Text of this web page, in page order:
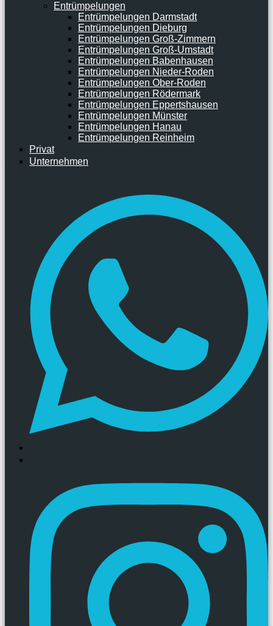
Entrümpelungen
Entrümpelungen Darmstadt
Entrümpelungen Dieburg
Entrümpelungen Groß-Zimmern
Entrümpelungen Groß-Umstadt
Entrümpelungen Babenhausen
Entrümpelungen Nieder-Roden
Entrümpelungen Ober-Roden
Entrümpelungen Rödermark
Entrümpelungen Eppertshausen
Entrümpelungen Münster
Entrümpelungen Hanau
Entrümpelungen Reinheim
Privat
Unternehmen